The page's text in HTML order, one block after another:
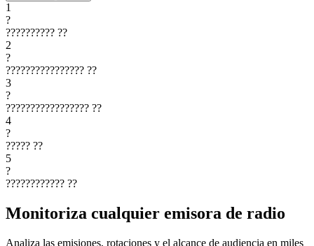
1
?
?????????? ??
2
?
???????????????? ??
3
?
????????????????? ??
4
?
????? ??
5
?
???????????? ??
Monitoriza cualquier emisora de radio
Analiza las emisiones, rotaciones y el alcance de audiencia en miles